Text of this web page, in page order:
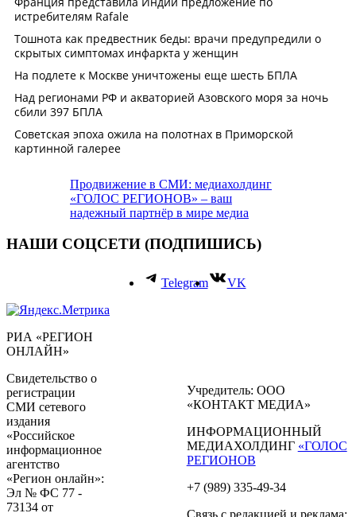
Продвижение в СМИ: медиахолдинг
«ГОЛОС РЕГИОНОВ» – ваш
надежный партнёр в мире медиа
НАШИ СОЦСЕТИ (ПОДПИШИСЬ)
Telegram VK
РИА «РЕГИОН
ОНЛАЙН»
Свидетельство о
регистрации
СМИ сетевого
издания
«Российское
информационное
агентство
«Регион онлайн»:
Эл № ФС 77 -
73134 от
Учредитель: ООО
«КОНТАКТ МЕДИА»
ИНФОРМАЦИОННЫЙ
МЕДИАХОЛДИНГ «ГОЛОС
РЕГИОНОВ
+7 (989) 335-49-34
Связь с редакцией и реклама: